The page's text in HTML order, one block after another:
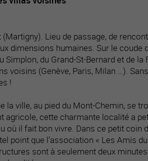
Lieu de passage, de
dimensions humaines. Sur le coude
du Grand-St-Bernard et de
voisins (Genève, Paris, Milan …).
!
la ville, au pied du Mont-Chemin, se
cette charmante localité a
il fait bon vivre. Dans ce petit coin
point que l’association « Les Amis
sont à seulement deux